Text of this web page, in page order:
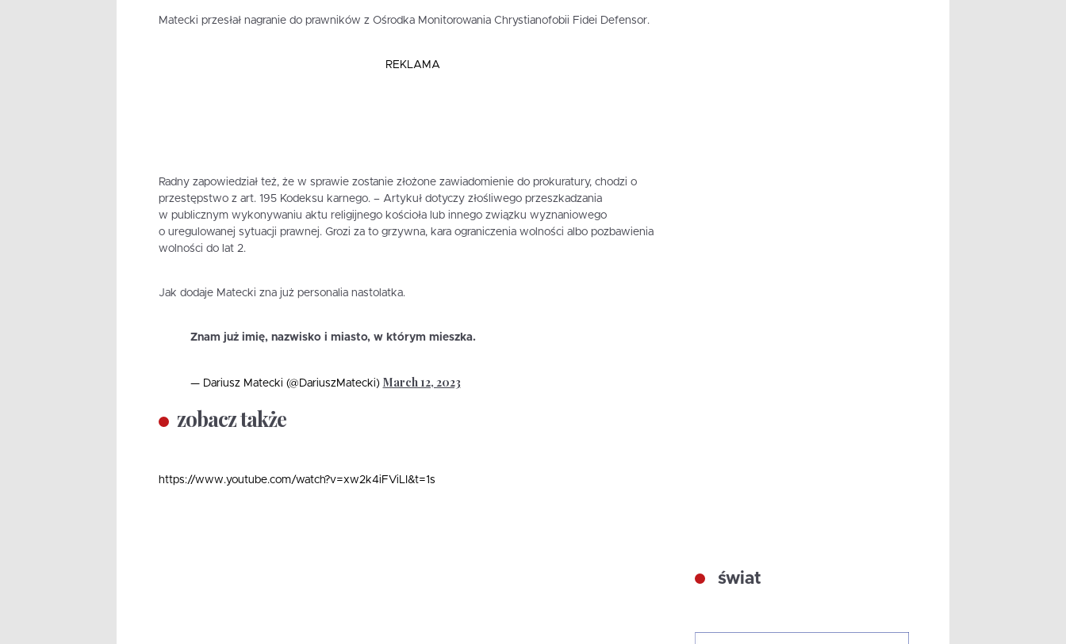
Matecki przesłał nagranie do prawników z Ośrodka Monitorowania Chrystianofobii Fidei Defensor.
REKLAMA
Radny zapowiedział też, że w sprawie zostanie złożone zawiadomienie do prokuratury, chodzi o
przestępstwo z art. 195 Kodeksu karnego. – Artykuł dotyczy złośliwego przeszkadzania
w publicznym wykonywaniu aktu religijnego kościoła lub innego związku wyznaniowego
o uregulowanej sytuacji prawnej. Grozi za to grzywna, kara ograniczenia wolności albo pozbawienia
wolności do lat 2.
Jak dodaje Matecki zna już personalia nastolatka.
Znam już imię, nazwisko i miasto, w którym mieszka.
— Dariusz Matecki (@DariuszMatecki) March 12, 2023
zobacz także
https://www.youtube.com/watch?v=xw2k4iFViLI&t=1s
świat